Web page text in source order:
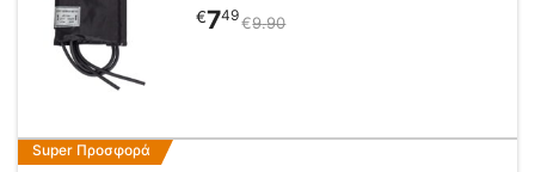
9 90
€
749
€
Super Προσφορά
Αυτό